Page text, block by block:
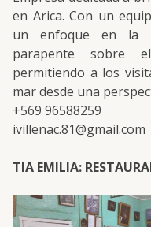
en Arica. Con un
un enfoque en la
parapente sobre
permitiendo a los
mar desde una
+569 96588259
ivillenac.81@gmail.com
TIA EMILIA: